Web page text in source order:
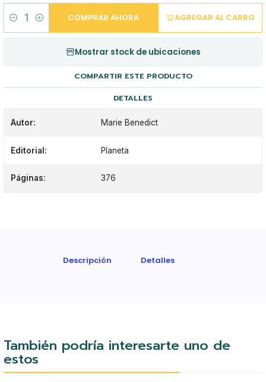
Cantidad
AGREGAR AL CARRO
COMPRAR AHORA
Mostrar stock de ubicaciones
COMPARTIR ESTE PRODUCTO
DETALLES
Autor: Marie Benedict
Editorial: Planeta
Páginas: 376
Descripción Detalles
También podría interesarte uno de
estos